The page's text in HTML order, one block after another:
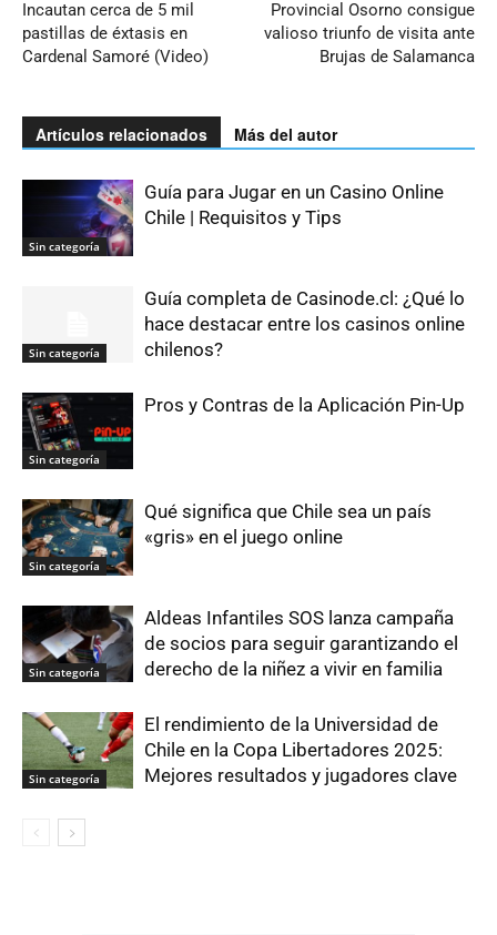
Incautan cerca de 5 mil
pastillas de éxtasis en
Cardenal Samoré (Video)
Provincial Osorno consigue
valioso triunfo de visita ante
Brujas de Salamanca
Artículos relacionados Más del autor
Sin categoría
Guía para Jugar en un Casino Online
Chile | Requisitos y Tips
Sin categoría
Guía completa de Casinode.cl: ¿Qué lo
hace destacar entre los casinos online
chilenos?
Sin categoría
Pros y Contras de la Aplicación Pin-Up
Sin categoría
Qué significa que Chile sea un país
«gris» en el juego online
Sin categoría
Aldeas Infantiles SOS lanza campaña
de socios para seguir garantizando el
derecho de la niñez a vivir en familia
Sin categoría
El rendimiento de la Universidad de
Chile en la Copa Libertadores 2025:
Mejores resultados y jugadores clave